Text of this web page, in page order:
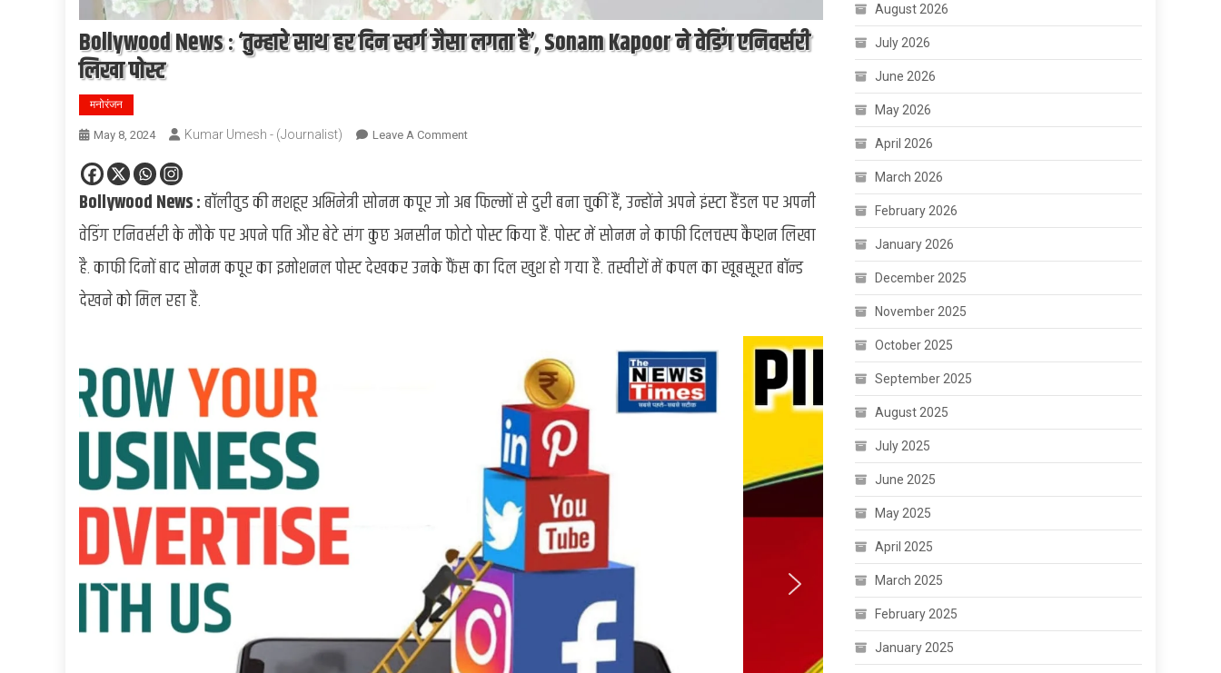
Bollywood News : ‘तुम्हारे साथ हर दिन स्वर्ग जैसा लगता है’, Sonam Kapoor ने वेडिंग एनिवर्सरी
लिखा पोस्ट
मनोरंजन
May 8, 2024 Kumar Umesh - (Journalist) Leave A CommentOn
:
साथ
हर
Kapoor
एनिवर्सरी
पोस्ट
Bollywood News :बॉलीवुड की मशहूर अभिनेत्री सोनम कपूर जो अब फिल्मों से दुरी बना चुकीं हैं, उन्होंने अपने इंस्टा हैंडल पर अपनी
वेडिंग एनिवर्सरी के मौके पर अपने पति और बेटे संग कुछ अनसीन फोटो पोस्ट किया हैं. पोस्ट में सोनम ने काफी दिलचस्प कैप्शन लिखा
है. काफी दिनों बाद सोनम कपूर का इमोशनल पोस्ट देखकर उनके फैंस का दिल खुश हो गया है. तस्वीरों में कपल का खूबसूरत बॉन्ड
देखने को मिल रहा है.
August 2026
July 2026
June 2026
May 2026
April 2026
March 2026
February 2026
January 2026
December 2025
November 2025
October 2025
September 2025
August 2025
July 2025
June 2025
May 2025
April 2025
March 2025
February 2025
January 2025